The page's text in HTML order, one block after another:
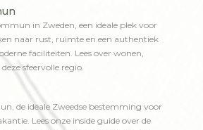
in Zweden, een ideale plek voor
naar rust, ruimte en een authentiek
faciliteiten. Lees over wonen,
sfeervolle regio.
de ideale Zweedse bestemming voor
Lees onze inside guide over de